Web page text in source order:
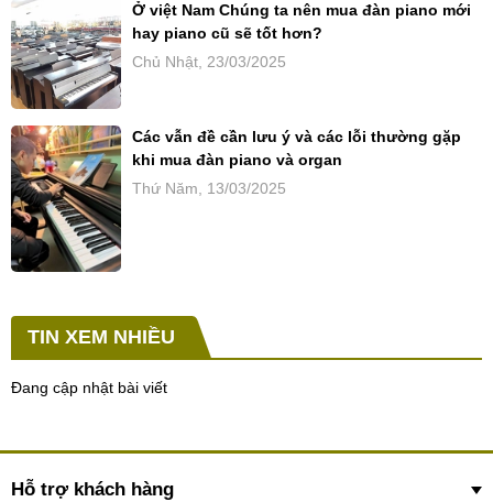
Ở việt Nam Chúng ta nên mua đàn piano mới
hay piano cũ sẽ tốt hơn?
Chủ Nhật, 23/03/2025
Các vẫn đề cần lưu ý và các lỗi thường gặp
khi mua đàn piano và organ
Thứ Năm, 13/03/2025
TIN XEM NHIỀU
Đang cập nhật bài viết
Hỗ trợ khách hàng